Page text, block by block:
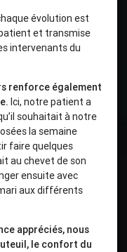
évolution est
et transmise
intervenants du
renforce également
Ici, notre patient a
souhaitait à notre
la semaine
faire quelques
au chevet de son
ensuite avec
aux différents
appréciés, nous
le confort du